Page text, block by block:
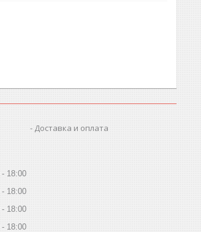
Доставка и оплата
18:00
18:00
18:00
18:00